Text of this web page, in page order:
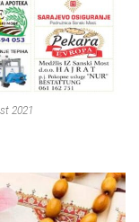
2021